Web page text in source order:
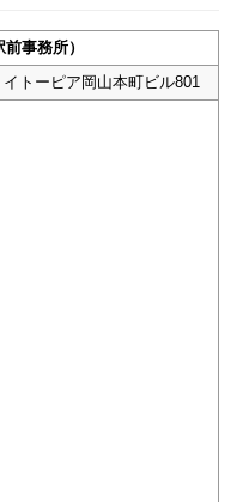
事務所）
トーピア岡山本町ビル801